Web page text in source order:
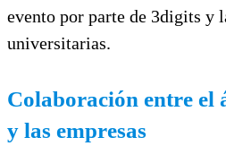
evento por parte de 3digits y
universitarias.
Colaboración entre el
y las empresas